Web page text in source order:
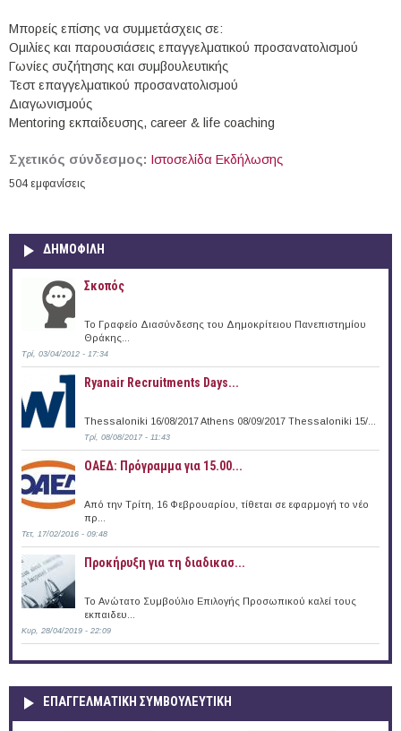
Μπορείς επίσης να συμμετάσχεις σε:
Ομιλίες και παρουσιάσεις επαγγελματικού προσανατολισμού
Γωνίες συζήτησης και συμβουλευτικής
Τεστ επαγγελματικού προσανατολισμού
Διαγωνισμούς
Mentoring εκπαίδευσης, career & life coaching
Σχετικός σύνδεσμος: Ιστοσελίδα Εκδήλωσης
504 εμφανίσεις
ΔΗΜΟΦΙΛΗ
Σκοπός
Το Γραφείο Διασύνδεσης του Δημοκρίτειου Πανεπιστημίου
Θράκης...
Τρί, 03/04/2012 - 17:34
Ryanair Recruitments Days...
Thessaloniki 16/08/2017 Athens 08/09/2017 Thessaloniki 15/...
Τρί, 08/08/2017 - 11:43
ΟΑΕΔ: Πρόγραμμα για 15.00...
Από την Τρίτη, 16 Φεβρουαρίου, τίθεται σε εφαρμογή το νέο
πρ...
Τετ, 17/02/2016 - 09:48
Προκήρυξη για τη διαδικασ...
Το Ανώτατο Συμβούλιο Επιλογής Προσωπικού καλεί τους
εκπαιδευ...
Κυρ, 28/04/2019 - 22:09
ΕΠΑΓΓΕΛΜΑΤΙΚΉ ΣΥΜΒΟΥΛΕΥΤΙΚΉ